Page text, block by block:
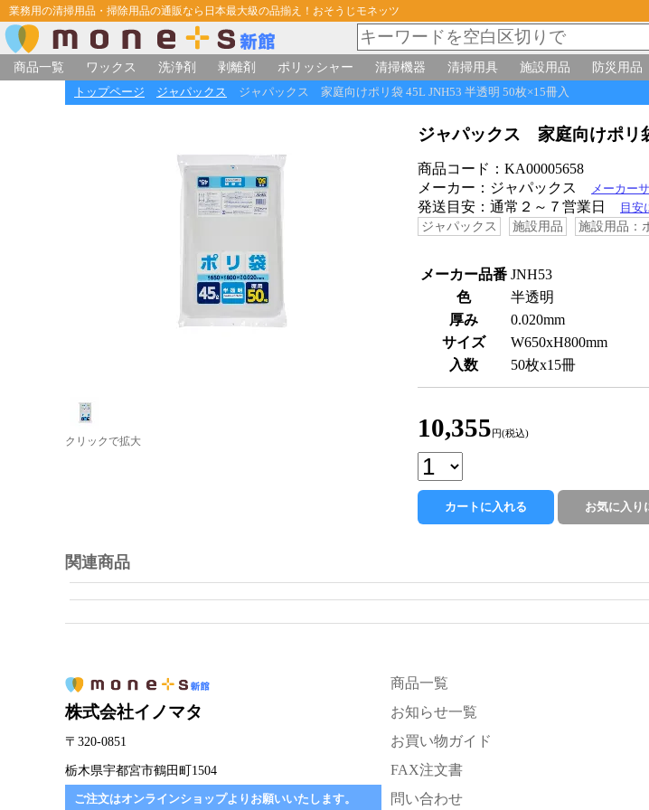
業務用の清掃用品・掃除用品の通販なら日本最大級の品揃え！おそうじモネッツ
商品一覧
ワックス 洗浄剤 剥離剤 ポリッシャー 清掃機器 清掃用具 施設用品 防災用品
トップページ ジャパックス ジャパックス 家庭向けポリ袋 45L JNH53 半透明 50枚×15冊入
クリックで拡大
ジャパックス 家庭向けポリ
商品コード：KA00005658
メーカー：ジャパックス
メーカー
発送目安：通常２～７営業日 目安
ジャパックス 施設用品 施設用品：
メーカー品番 JNH53
色
半透明
厚み
0.020mm
サイズ
W650xH800mm
入数
50枚x15冊
10,355 円(税込)
関連商品
株式会社イノマタ
〒320-0851
栃木県宇都宮市鶴田町1504
ご注文はオンラインショップよりお願いいたします。
商品一覧
お知らせ一覧
お買い物ガイド
FAX注文書
問い合わせ